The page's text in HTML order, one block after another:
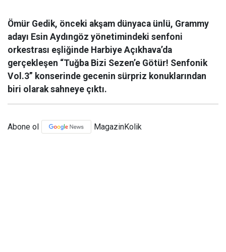
Ömür Gedik, önceki akşam dünyaca ünlü, Grammy
adayı Esin Aydıngöz yönetimindeki senfoni
orkestrası eşliğinde Harbiye Açıkhava’da
gerçekleşen “Tuğba Bizi Sezen’e Götür! Senfonik
Vol.3” konserinde gecenin sürpriz konuklarından
biri olarak sahneye çıktı.
Abone ol MagazinKolik